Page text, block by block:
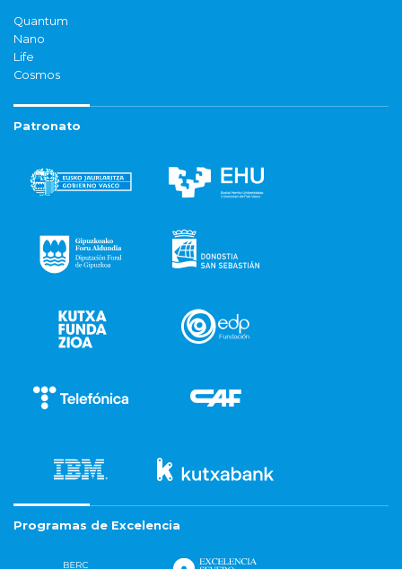
Quantum
Nano
Life
Cosmos
Patronato
Programas de Excelencia